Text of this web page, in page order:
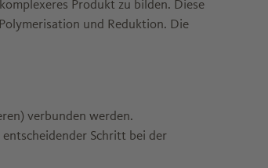
Produkt zu bilden. Diese
und Reduktion. Die
verbunden werden.
Schritt bei der